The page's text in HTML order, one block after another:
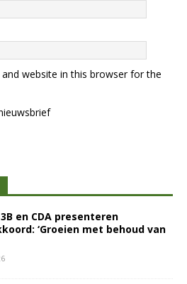
website in this browser for the
en CDA presenteren
‘Groeien met behoud van